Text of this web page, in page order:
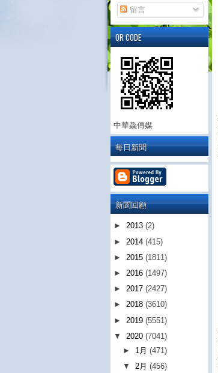
留言
QR CODE
中華鱻傳媒
每日新聞
新聞回顧
► 2013 (2)
► 2014 (415)
► 2015 (1811)
► 2016 (1497)
► 2017 (2427)
► 2018 (3610)
► 2019 (5551)
▼ 2020 (7041)
► 1月(471)
▼2月(456)